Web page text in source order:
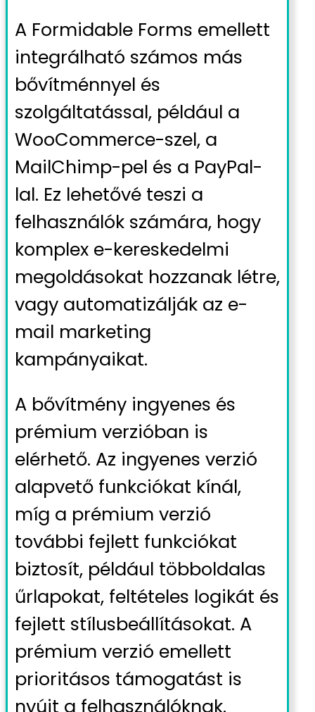
A Formidable Forms emellett
integrálható számos más
bővítménnyel és
szolgáltatással, például a
WooCommerce-szel, a
MailChimp-pel és a PayPal-
lal. Ez lehetővé teszi a
felhasználók számára, hogy
komplex e-kereskedelmi
megoldásokat hozzanak létre,
vagy automatizálják az e-
mail marketing
kampányaikat.
A bővítmény ingyenes és
prémium verzióban is
elérhető. Az ingyenes verzió
alapvető funkciókat kínál,
míg a prémium verzió
további fejlett funkciókat
biztosít, például többoldalas
űrlapokat, feltételes logikát és
fejlett stílusbeállításokat. A
prémium verzió emellett
prioritásos támogatást is
nyújt a felhasználóknak.